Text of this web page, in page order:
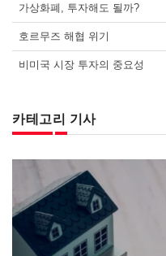
가상화폐, 투자해도 될까?
호르무즈 해협 위기
비미국 시장 투자의 중요성
카테고리 기사